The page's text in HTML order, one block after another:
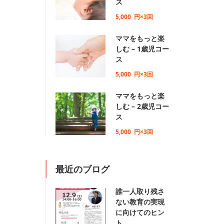
5,000 円×3回
ママをもっと楽
しむ – 1歳児コー
ス
5,000 円×3回
ママをもっと楽
しむ – 2歳児コー
ス
5,000 円×3回
最近のブログ
誰一人取り残さ
ない教育の実現
に向けてのヒン